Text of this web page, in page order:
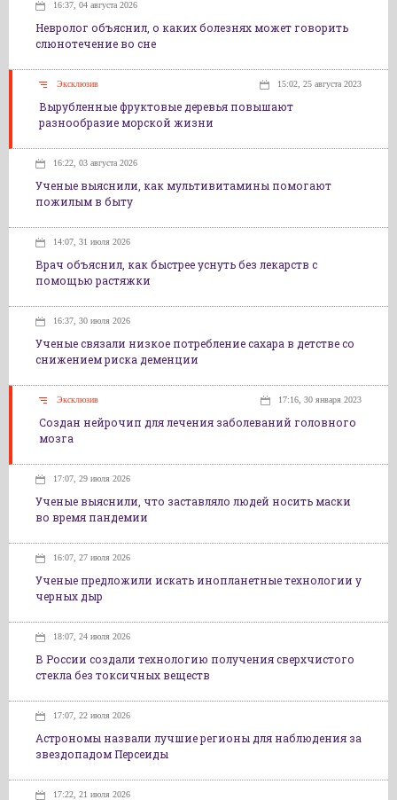
16:37, 04 августа 2026
Невролог объяснил, о каких болезнях может говорить
слюнотечение во сне
Эксклюзив 15:02, 25 августа 2023
Вырубленные фруктовые деревья повышают
разнообразие морской жизни
16:22, 03 августа 2026
Ученые выяснили, как мультивитамины помогают
пожилым в быту
14:07, 31 июля 2026
Врач объяснил, как быстрее уснуть без лекарств с
помощью растяжки
16:37, 30 июля 2026
Ученые связали низкое потребление сахара в детстве со
снижением риска деменции
Эксклюзив 17:16, 30 января 2023
Создан нейрочип для лечения заболеваний головного
мозга
17:07, 29 июля 2026
Ученые выяснили, что заставляло людей носить маски
во время пандемии
16:07, 27 июля 2026
Ученые предложили искать инопланетные технологии у
черных дыр
18:07, 24 июля 2026
В России создали технологию получения сверхчистого
стекла без токсичных веществ
17:07, 22 июля 2026
Астрономы назвали лучшие регионы для наблюдения за
звездопадом Персеиды
17:22, 21 июля 2026